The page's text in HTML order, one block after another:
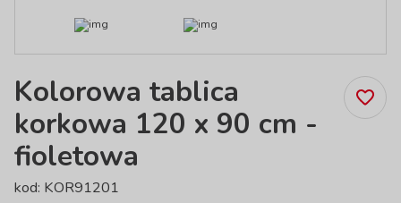
Kolorowa tablica
korkowa 120 x 90 cm -
fioletowa
kod: KOR91201